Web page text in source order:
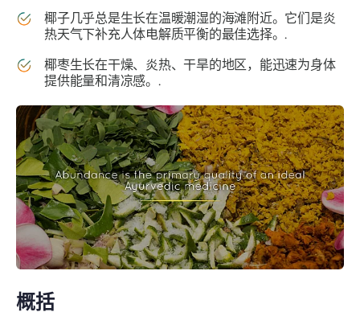
椰子几乎总是生长在温暖潮湿的海滩附近。它们是炎
热天气下补充人体电解质平衡的最佳选择。.
椰枣生长在干燥、炎热、干旱的地区，能迅速为身体
提供能量和清凉感。.
概括